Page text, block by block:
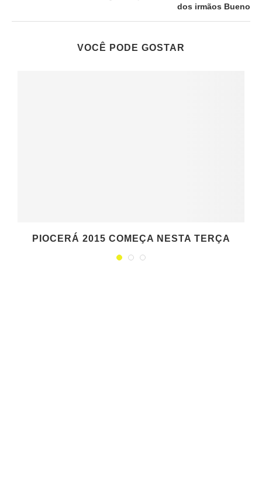
dos irmãos Bueno
VOCÊ PODE GOSTAR
PIOCERÁ 2015 COMEÇA NESTA TERÇA